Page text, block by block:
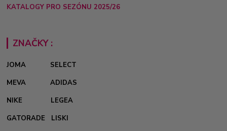
KATALOGY PRO SEZÓNU 2025/26
ZNAČKY :
JOMA
SELECT
MEVA
ADIDAS
NIKE
LEGEA
GATORADE
LISKI